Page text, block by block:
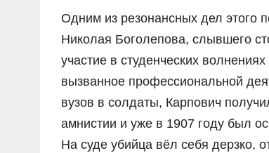
Одним из резонансных дел этого
Николая Боголепова, слывшего
участие в студенческих
вызванное профессиональной
вузов в солдаты, Карпович
амнистии и уже в 1907 году был
На суде убийца вёл себя дерзко,